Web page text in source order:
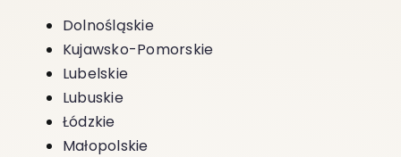
Dolnośląskie
Kujawsko-Pomorskie
Lubelskie
Lubuskie
Łódzkie
Małopolskie